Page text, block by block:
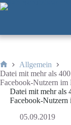
Zum
Inhalt
Start
Allgemein
Datei mit mehr als
Facebook-Nutzern im
Datei mit mehr als
Facebook-Nutzern
05.09.2019